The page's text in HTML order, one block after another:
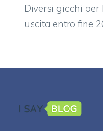
Diversi giochi per
uscita entro fine